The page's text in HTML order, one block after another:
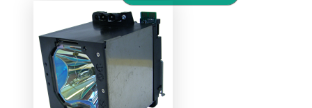
цен:
8289 ₽
15650 ₽